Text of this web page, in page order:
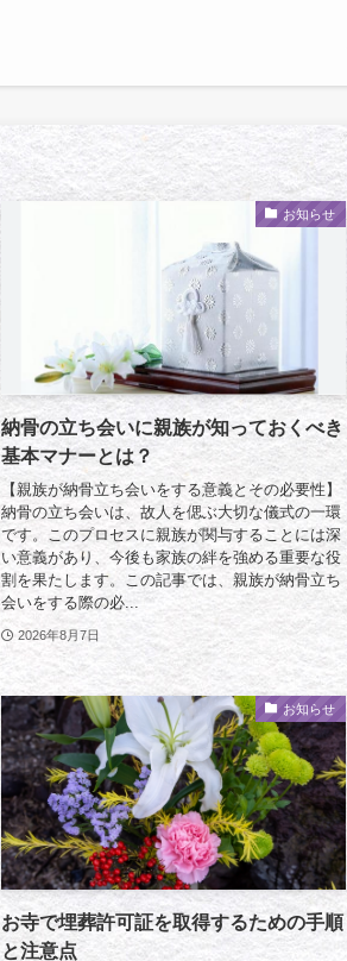
お知らせ
納骨の立ち会いに親族が知っておくべき
基本マナーとは？
【親族が納骨立ち会いをする意義とその必要性】
納骨の立ち会いは、故人を偲ぶ大切な儀式の一環
です。このプロセスに親族が関与することには深
い意義があり、今後も家族の絆を強める重要な役
割を果たします。この記事では、親族が納骨立ち
会いをする際の必...
2026年8月7日
お知らせ
お寺で埋葬許可証を取得するための手順
と注意点